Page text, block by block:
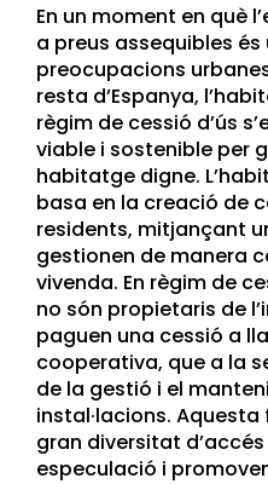
En un moment en què
a preus assequibles
preocupacions
resta d’Espanya,
règim de cessió d’ús
viable i sostenible per
habitatge digne.
basa en la creació de
residents, mitjançant
gestionen de manera
vivenda. En règim de
no són propietaris de
paguen una cessió a
cooperativa, que a la
de la gestió i el
instal·lacions.
gran diversitat
especulació i